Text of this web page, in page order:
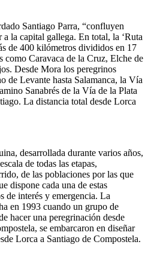
Santiago Parra, “confluyen
la capital gallega. En total, la ‘Ruta
de 400 kilómetros divididos en 17
como Caravaca de la Cruz, Elche de
Desde Mora los peregrinos
de Levante hasta Salamanca, la Vía
Sanabrés de la Vía de la Plata
La distancia total desde Lorca
desarrollada durante varios años,
de todas las etapas,
de las poblaciones por las que
dispone cada una de estas
de interés y emergencia. La
en 1993 cuando un grupo de
hacer una peregrinación desde
se embarcaron en diseñar
Lorca a Santiago de Compostela.